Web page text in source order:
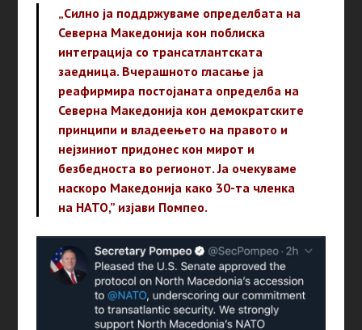
„Силно ја поддржуваме определбата на
Северна Македонија кон поблиска
интеграција со трансатлантската
заедница. Вчерашното гласање ја
реафирмира постојаната определба на
Северна Македонија кон демократските
принципи и владеењето на правото и
нејзиниот придонес кон мирот и
безбедноста во регионот. Ја очекуваме
наскоро Македонија како 30-та членка
на НАТО,” изјави Помпео.